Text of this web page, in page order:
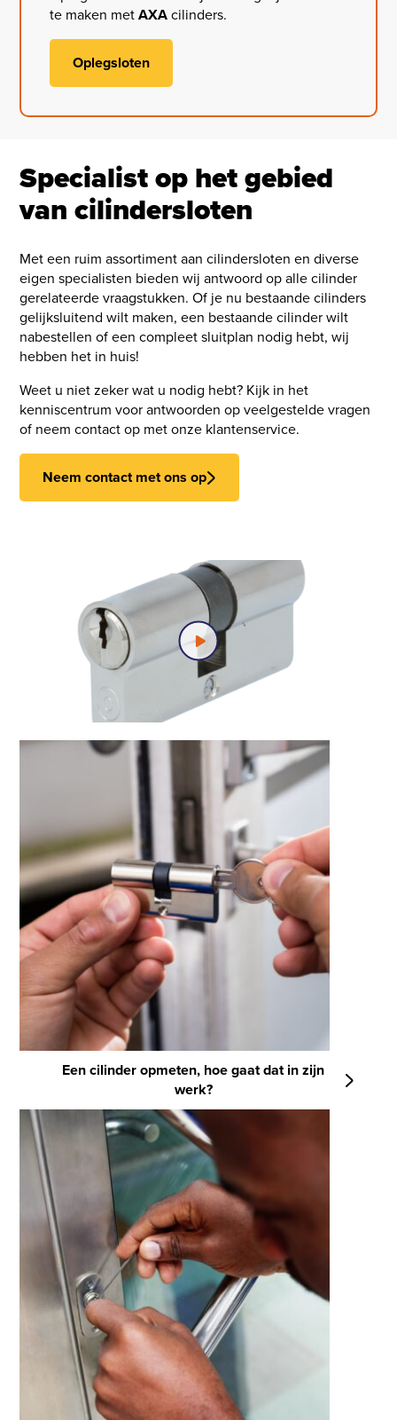
te maken metAXAcilinders.
Oplegsloten
Specialist op het gebied
van cilindersloten
Met een ruim assortiment aan cilindersloten en diverse
eigen specialisten bieden wij antwoord op alle cilinder
gerelateerde vraagstukken. Of je nu bestaande cilinders
gelijksluitend wilt maken, een bestaande cilinder wilt
nabestellen of een compleet sluitplan nodig hebt, wij
hebben het in huis!
Weet u niet zeker wat u nodig hebt? Kijk in het
kenniscentrum voor antwoorden op veelgestelde vragen
of neem contact op met onze klantenservice.
Neem contact met ons op
Een cilinder opmeten, hoe gaat dat in zijn
werk?